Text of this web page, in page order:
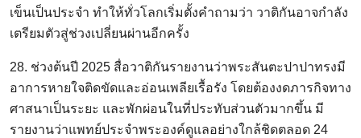
เข็นเป็นประจำ ทำให้ทั่วโลกเริ่มตั้งคำถามว่า วาติกันอาจกำลัง
เตรียมตัวสู่ช่วงเปลี่ยนผ่านอีกครั้ง
28. ช่วงต้นปี 2025 สื่อวาติกันรายงานว่าพระสันตะปาปาทรงมี
อาการหายใจติดขัดและอ่อนเพลียเรื้อรัง โดยต้องงดภารกิจทาง
ศาสนาเป็นระยะ และพักผ่อนในที่ประทับส่วนตัวมากขึ้น มี
รายงานว่าแพทย์ประจำพระองค์ดูแลอย่างใกล้ชิดตลอด 24